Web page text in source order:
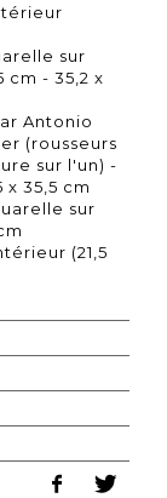
sur
cm - 35,2 x
Antonio
(rousseurs
sur l'un) -
x 35,5 cm
sur
(21,5